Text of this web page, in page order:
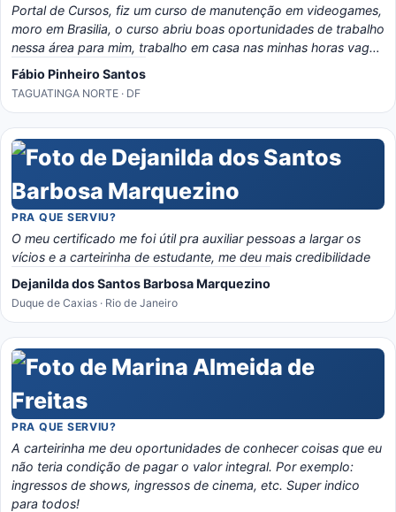
Portal de Cursos, fiz um curso de manutenção em videogames,
moro em Brasilia, o curso abriu boas oportunidades de trabalho
nessa área para mim, trabalho em casa nas minhas horas vagas
e o material é bem eladorado, separado por temas e matérias,
recomendo o portal, é instrutivo e traz conhecimento certo!
Fábio Pinheiro Santos
TAGUATINGA NORTE · DF
PRA QUE SERVIU?
O meu certificado me foi útil pra auxiliar pessoas a largar os
vícios e a carteirinha de estudante, me deu mais credibilidade
Dejanilda dos Santos Barbosa Marquezino
Duque de Caxias · Rio de Janeiro
PRA QUE SERVIU?
A carteirinha me deu oportunidades de conhecer coisas que eu
não teria condição de pagar o valor integral. Por exemplo:
ingressos de shows, ingressos de cinema, etc. Super indico
para todos!